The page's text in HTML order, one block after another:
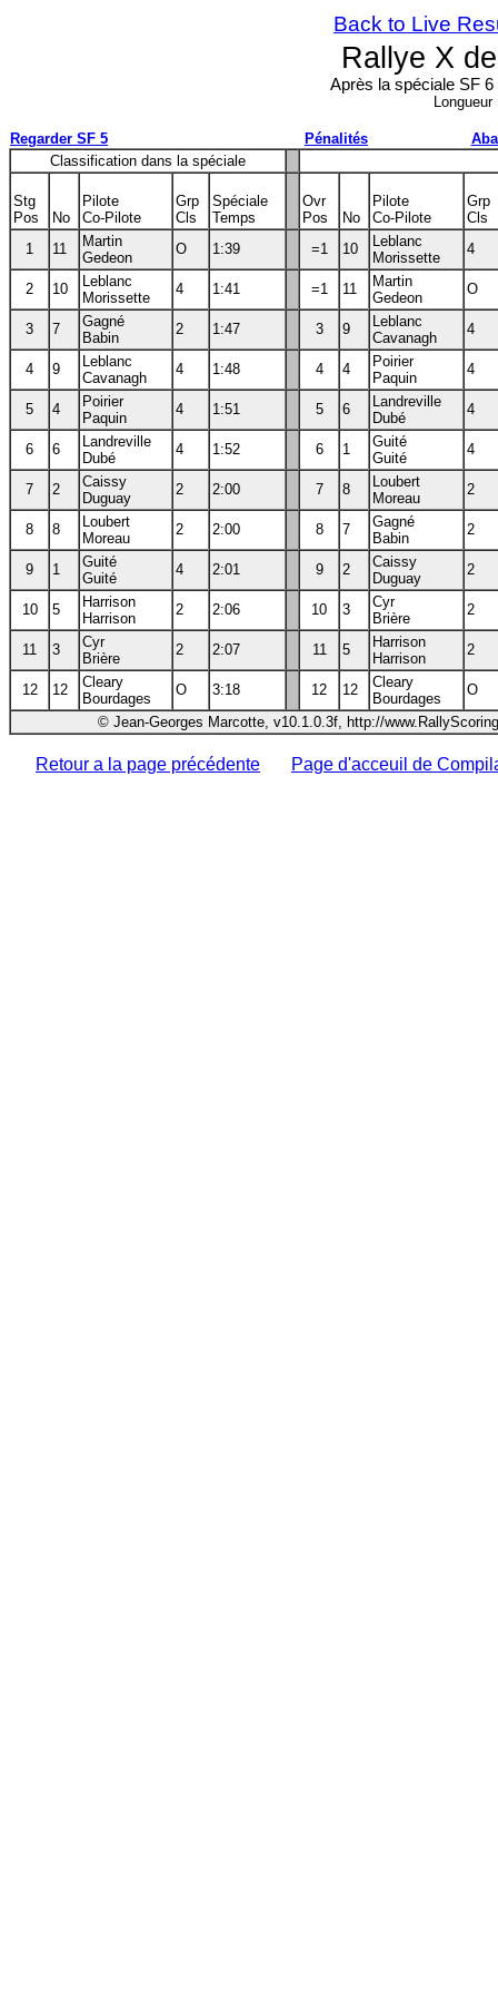
Back to Live
Rallye X
Après la spéciale SF
Regarder SF 5 Pénalités
Classification dans la spéciale
Stg
Pos
No
Pilote
Co-Pilote
Grp
Cls
Spéciale
Temps
Ovr
Pos
No
Pilote
Co-Pilote
Grp
Cls
1
11
Martin
Gedeon
O 1:39 =1 10
Leblanc
Morissette
4
2 10
Leblanc
Morissette
4 1:41 =1 11
Martin
Gedeon
O
3 7
Gagné
Babin
2 1:47 3 9
Leblanc
Cavanagh
4
4 9
Leblanc
Cavanagh
4 1:48 4 4
Poirier
Paquin
4
5 4
Poirier
Paquin
4 1:51 5 6
Landreville
Dubé
4
6 6
Landreville
Dubé
4 1:52 6 1
Guité
Guité
4
7 2
Caissy
Duguay
2 2:00 7 8
Loubert
Moreau
2
8 8
Loubert
Moreau
2 2:00 8 7
Gagné
Babin
2
9 1
Guité
Guité
4 2:01 9 2
Caissy
Duguay
2
10 5
Harrison
Harrison
2 2:06 10 3
Cyr
Brière
2
11 3
Cyr
Brière
2 2:07 11 5
Harrison
Harrison
2
12 12
Cleary
Bourdages
O 3:18 12 12
Cleary
Bourdages
O
© Jean-Georges Marcotte, v10.1.0.3f, http://
Retour a la page précédente Page d'acceuil de